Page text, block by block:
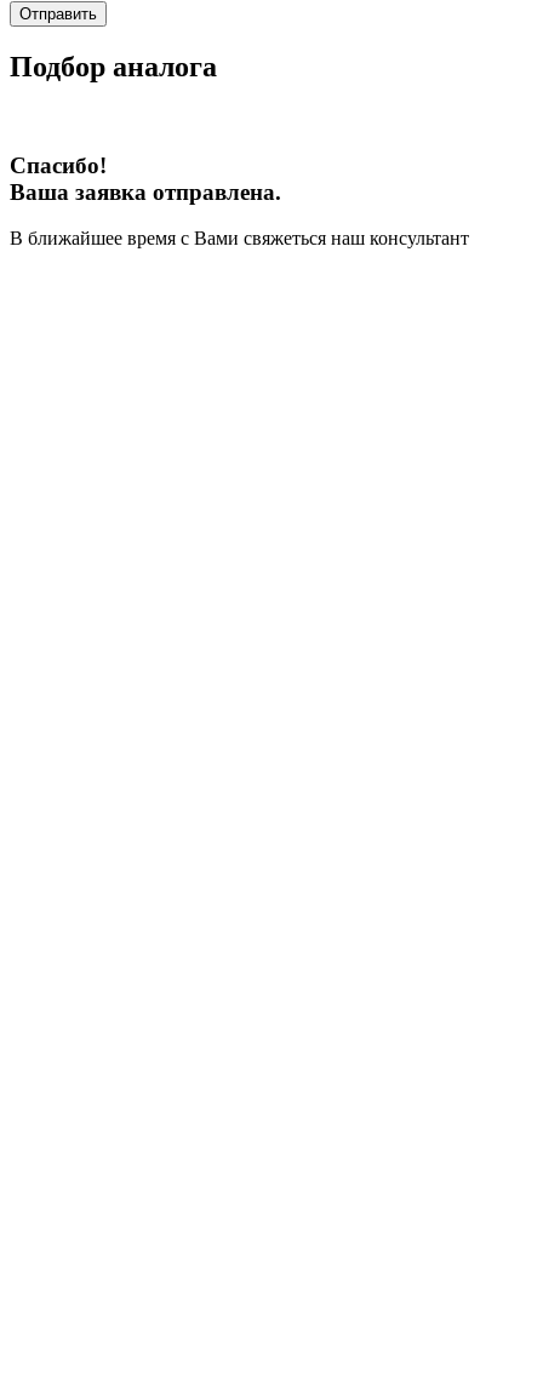
Отправить
Подбор аналога
Спасибо!
Ваша заявка отправлена.
В ближайшее время с Вами свяжеться наш консультант